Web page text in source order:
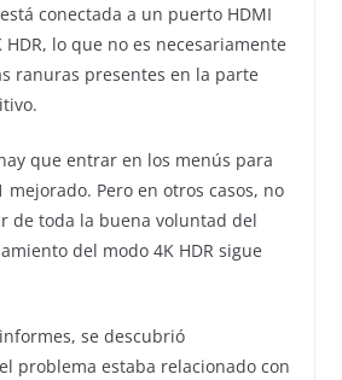
conectada a un puerto HDMI
lo que no es necesariamente
ranuras presentes en la parte
que entrar en los menús para
mejorado. Pero en otros casos, no
de toda la buena voluntad del
del modo 4K HDR sigue
se descubrió
problema estaba relacionado con